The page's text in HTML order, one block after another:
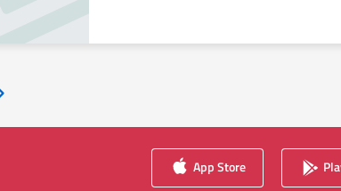
successiva
App Store